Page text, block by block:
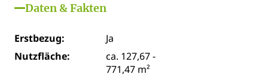
Daten & Fakten
Erstbezug:
Ja
Nutzfläche:
ca. 127,67 -
771,47 m²